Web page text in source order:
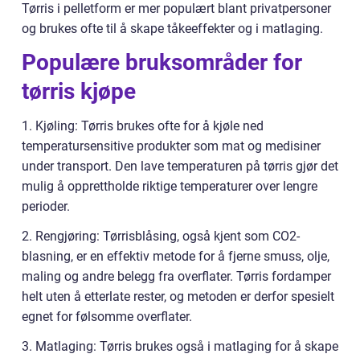
Tørris i pelletform er mer populært blant privatpersoner
og brukes ofte til å skape tåkeeffekter og i matlaging.
Populære bruksområder for
tørris kjøpe
1. Kjøling: Tørris brukes ofte for å kjøle ned
temperatursensitive produkter som mat og medisiner
under transport. Den lave temperaturen på tørris gjør det
mulig å opprettholde riktige temperaturer over lengre
perioder.
2. Rengjøring: Tørrisblåsing, også kjent som CO2-
blasning, er en effektiv metode for å fjerne smuss, olje,
maling og andre belegg fra overflater. Tørris fordamper
helt uten å etterlate rester, og metoden er derfor spesielt
egnet for følsomme overflater.
3. Matlaging: Tørris brukes også i matlaging for å skape